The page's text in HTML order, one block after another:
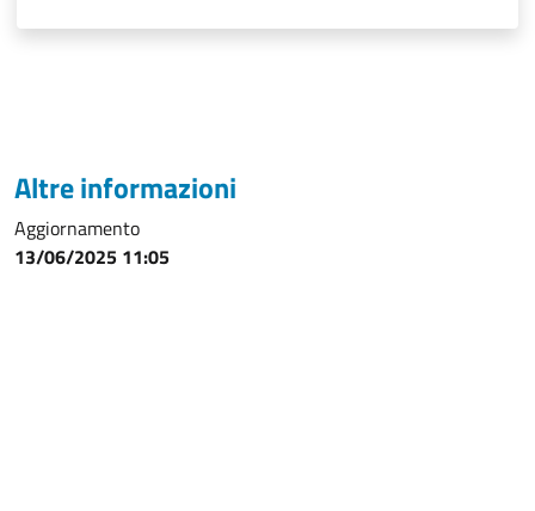
Altre informazioni
Aggiornamento
13/06/2025 11:05